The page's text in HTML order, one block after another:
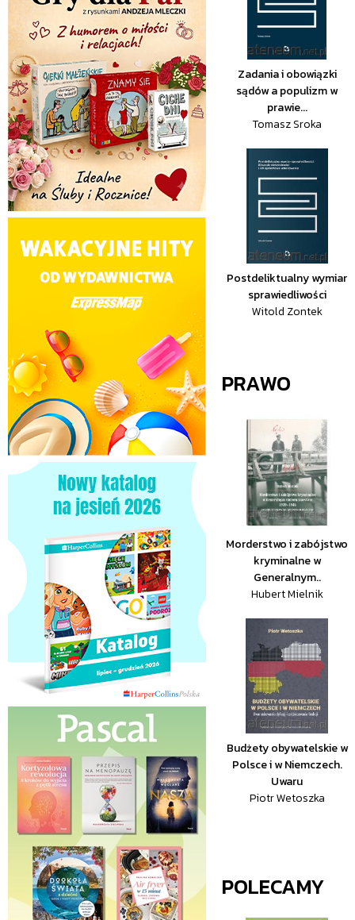
Zadania i obowiązki
sądów a populizm w
prawie...
Tomasz Sroka
Postdeliktualny wymiar
sprawiedliwości
Witold Zontek
PRAWO
Morderstwo i zabójstwo
kryminalne w
Generalnym..
Hubert Mielnik
Budżety obywatelskie w
Polsce i w Niemczech.
Uwaru
Piotr Wetoszka
POLECAMY